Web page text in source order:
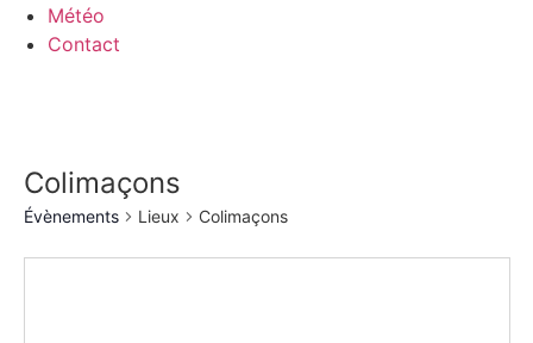
Météo
Contact
Colimaçons
Évènements Lieux Colimaçons